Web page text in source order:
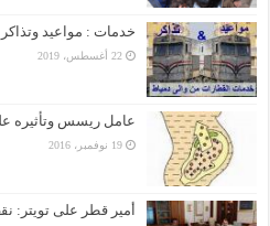
خدمات : مواعيد
22 أغسطس، 2019
عامل ريسس وتأثيره
19 نوفمبر، 2016
أمير قطر على تويتر: